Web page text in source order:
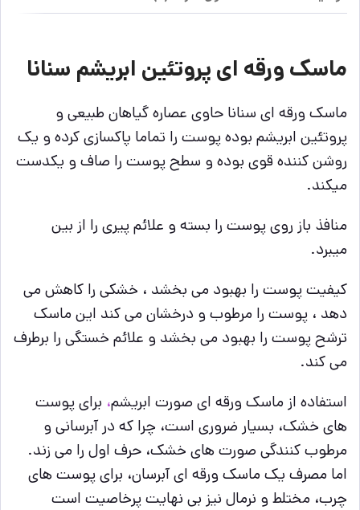
ماسک ورقه ای پروتئین ابریشم سنانا
ماسک ورقه ای سنانا حاوی عصاره گیاهان طبیعی و
پروتئین ابریشم بوده پوست را تماما پاکسازی کرده و یک
روشن کننده قوی بوده و سطح پوست را صاف و یکدست
میکند.
منافذ باز روی پوست را بسته و علائم پیری را از بین
میبرد.
کیفیت پوست را بهبود می بخشد ، خشکی را کاهش می
دهد ، پوست را مرطوب و درخشان می کند این ماسک
ترشح پوست را بهبود می بخشد و علائم خستگی را برطرف
می کند.
استفاده از ماسک ورقه ای صورت ابریشم، برای پوست
های خشک، بسیار ضروری است، چرا که در آبرسانی و
مرطوب کنندگی صورت های خشک، حرف اول را می زند.
اما مصرف یک ماسک ورقه ای آبرسان، برای پوست های
چرب، مختلط و نرمال نیز بی نهایت پرخاصیت است